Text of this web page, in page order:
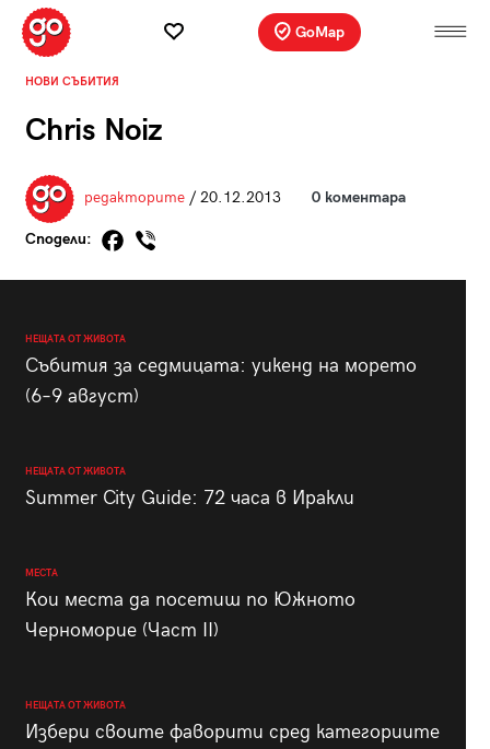
GoMap
НОВИ СЪБИТИЯ
Chris Noiz
редакторите/ 20.12.2013 0 коментара
Сподели:
НЕЩАТА ОТ ЖИВОТА
Събития за седмицата: уикенд на морето
(6–9 август)
НЕЩАТА ОТ ЖИВОТА
Summer City Guide: 72 часа в Иракли
МЕСТА
Кои места да посетиш по Южното
Черноморие (Част II)
НЕЩАТА ОТ ЖИВОТА
Избери своите фаворити сред категориите